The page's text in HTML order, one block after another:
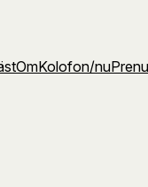
OmKolofon/nu